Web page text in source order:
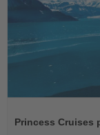
diePrincess Cruises